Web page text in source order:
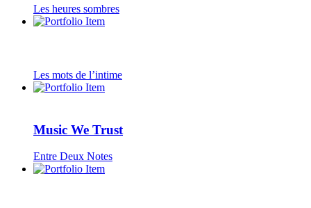
Les heures sombres
Les mots de l’intime
Music We Trust
Entre Deux Notes